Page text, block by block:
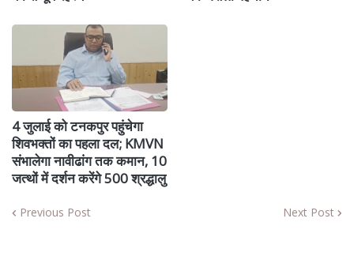
4 जुलाई को टनकपुर पहुंचेगा
शिवभक्तों का पहला दल; KMVN
संभालेगा नावीढांग तक कमान, 10
जत्थों में दर्शन करेंगे 500 श्रद्धालु
Previous Post Next Post